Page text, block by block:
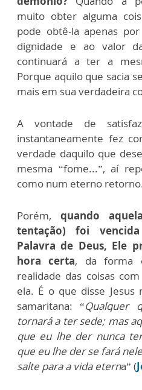
muito obter alguma
pode obtê-la apenas
dignidade e ao valor
continuará a ter a
Porque aquilo que sacia
mais em sua verdadeira
A vontade de
instantaneamente fez
verdade daquilo que
mesma “fome...”, aí
como num eterno
Porém,quando
tentação) foi
Palavra de Deus, Ele
hora certa, da forma
realidade das coisas
ela. É o que disse
samaritana: “Qualquer
tornará a ter sede; mas
que eu lhe der nunca
que eu lhe der se fará
salte para a vida eterna” (